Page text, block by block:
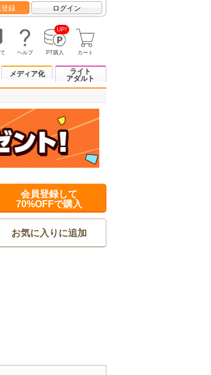
録 ログイン
ヘルプ
UP!
PT購入 カート
メディア化
ライト
アダルト
会員登録して
70%OFFで購入
お気に入りに追加